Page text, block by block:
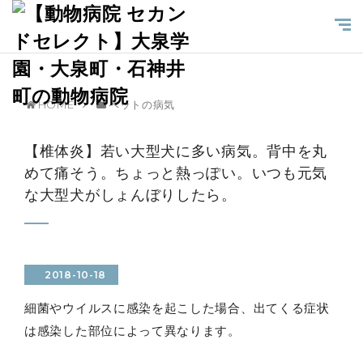
HOME ペットの病気
【椎体炎】若い大型犬に多い病気。背中を丸
めて痛そう。ちょっと熱っぽい。いつも元気
な大型犬がしょんぼりしたら。
2018-10-18
細菌やウイルスに感染を起こした場合、出てくる症状
は感染した部位によって異なります。